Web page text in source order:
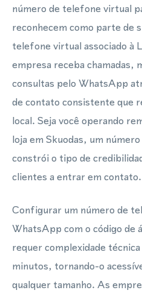
número de telefone virtual
reconhecem como parte de
telefone virtual associado à
empresa receba chamadas,
consultas pelo WhatsApp
de contato consistente que
local. Seja você operando
loja em Skuodas, um
constrói o tipo de
clientes a entrar em contato.
Configurar um número de
WhatsApp com o código de
requer complexidade
minutos, tornando-o
qualquer tamanho. As